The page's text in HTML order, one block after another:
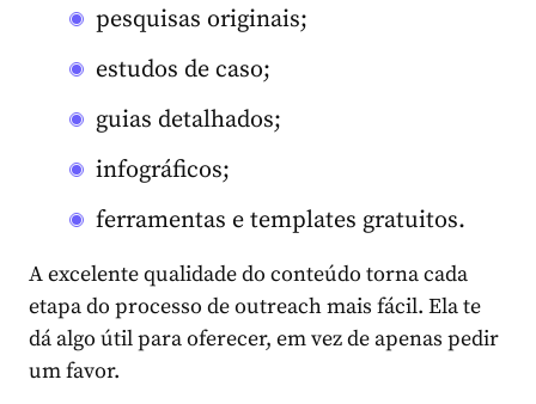
pesquisas originais;
estudos de caso;
guias detalhados;
infográficos;
ferramentas e templates gratuitos.
A excelente qualidade do conteúdo torna cada
etapa do processo de outreach mais fácil. Ela te
dá algo útil para oferecer, em vez de apenas pedir
um favor.